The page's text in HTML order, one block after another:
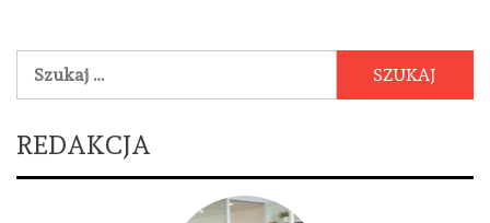
Szukaj:
REDAKCJA